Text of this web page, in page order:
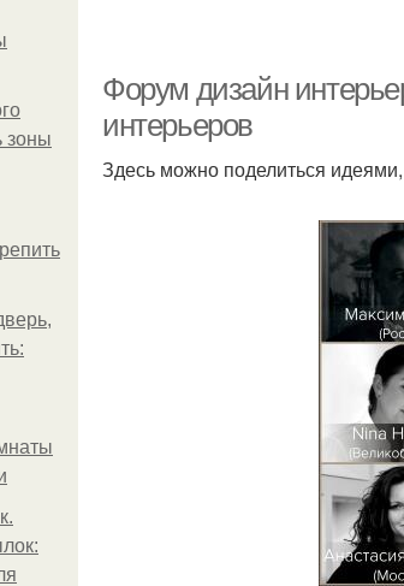
зоны
Форум дизайн
интерьеров
Здесь можно поделиться